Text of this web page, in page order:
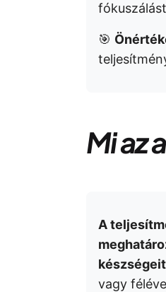
🎯
Mi az
A
vagy